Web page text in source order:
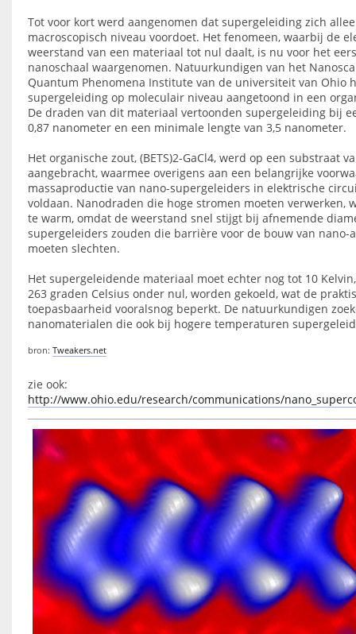
Tot voor kort werd aangenomen dat supergeleiding zich
macroscopisch niveau voordoet. Het fenomeen, waarbij de
weerstand van een materiaal tot nul daalt, is nu voor het
nanoschaal waargenomen. Natuurkundigen van het
Quantum Phenomena Institute van de universiteit van Ohio
supergeleiding op moleculair niveau aangetoond in een
De draden van dit materiaal vertoonden supergeleiding bij
0,87 nanometer en een minimale lengte van 3,5 nanometer.
Het organische zout, (BETS)2-GaCl4, werd op een substraat
aangebracht, waarmee overigens aan een belangrijke
massaproductie van nano-supergeleiders in elektrische
voldaan. Nanodraden die hoge stromen moeten verwerken,
te warm, omdat de weerstand snel stijgt bij afnemende
supergeleiders zouden die barrière voor de bouw van nano-
moeten slechten.
Het supergeleidende materiaal moet echter nog tot 10
263 graden Celsius onder nul, worden gekoeld, wat de
toepasbaarheid vooralsnog beperkt. De natuurkundigen
nanomaterialen die ook bij hogere temperaturen
bron: Tweakers.net
zie ook:
http://www.ohio.edu/research/communications/